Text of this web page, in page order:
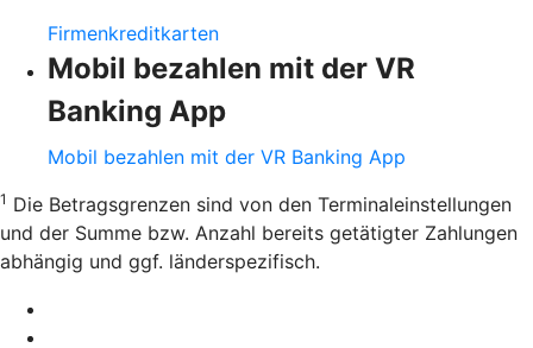
Firmenkreditkarten
Mobil bezahlen mit der VR
Banking App
Mobil bezahlen mit der VR Banking App
1 Die Betragsgrenzen sind von den Terminaleinstellungen
und der Summe bzw. Anzahl bereits getätigter Zahlungen
abhängig und ggf. länderspezifisch.